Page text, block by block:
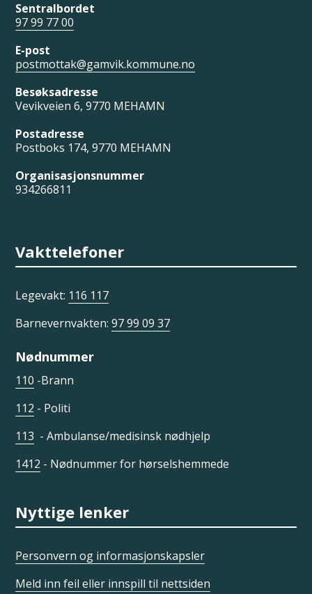
Sentralbordet
97 99 77 00
E-post
postmottak@gamvik.kommune.no
Besøksadresse
Vevikveien 6, 9770 MEHAMN
Postadresse
Postboks 174, 9770 MEHAMN
Organisasjonsnummer
934266811
Vakttelefoner
Legevakt: 116 117
Barnevernvakten:97 99 09 37
Nødnummer
110 -Brann
112 - Politi
113 - Ambulanse/medisinsk nødhjelp
1412 - Nødnummer for hørselshemmede
Nyttige lenker
Personvern og informasjonskapsler
Meld inn feil eller innspill til nettsiden